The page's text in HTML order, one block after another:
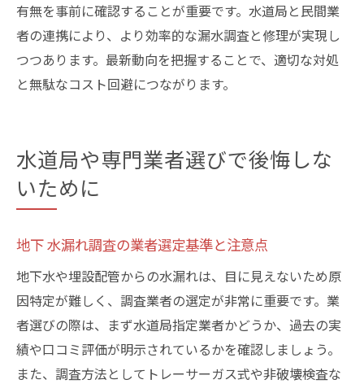
有無を事前に確認することが重要です。水道局と民間業
者の連携により、より効率的な漏水調査と修理が実現し
つつあります。最新動向を把握することで、適切な対処
と無駄なコスト回避につながります。
水道局や専門業者選びで後悔しな
いために
地下 水漏れ調査の業者選定基準と注意点
地下水や埋設配管からの水漏れは、目に見えないため原
因特定が難しく、調査業者の選定が非常に重要です。業
者選びの際は、まず水道局指定業者かどうか、過去の実
績や口コミ評価が明示されているかを確認しましょう。
また、調査方法としてトレーサーガス式や非破壊検査な